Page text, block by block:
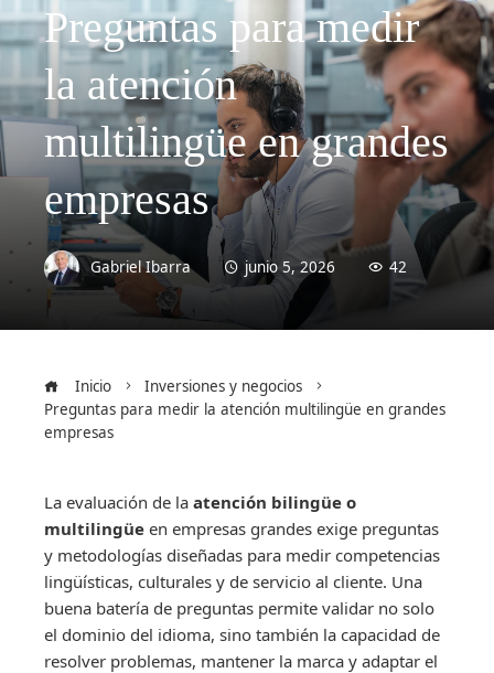
Preguntas para medir
la atención
multilingüe en grandes
empresas
Gabriel Ibarra junio 5, 2026 42
Inicio
Inversiones y negocios
Preguntas para medir la atención multilingüe en grandes
empresas
La evaluación de la atención bilingüe o
multilingüe en empresas grandes exige preguntas
y metodologías diseñadas para medir competencias
lingüísticas, culturales y de servicio al cliente. Una
buena batería de preguntas permite validar no solo
el dominio del idioma, sino también la capacidad de
resolver problemas, mantener la marca y adaptar el